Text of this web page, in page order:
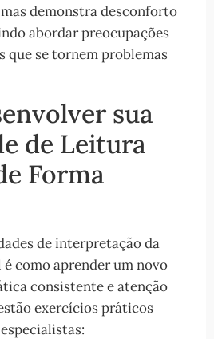
demonstra desconforto
abordar preocupações
que se tornem problemas
sua
de Leitura
Forma
de interpretação da
como aprender um novo
consistente e atenção
exercícios práticos